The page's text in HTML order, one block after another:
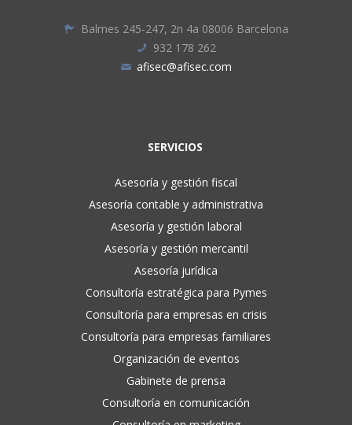
Balmes 245-247, 2n 4a 08006 Barcelona
932 178 262
afisec@afisec.com
SERVICIOS
Asesoría y gestión fiscal
Asesoría contable y administrativa
Asesoría y gestión laboral
Asesoría y gestión mercantil
Asesoría jurídica
Consultoría estratégica para Pymes
Consultoría para empresas en crisis
Consultoría para empresas familiares
Organización de eventos
Gabinete de prensa
Consultoría en comunicación